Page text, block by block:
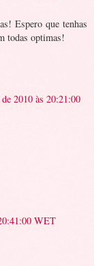
Espero que tenhas
todas optimas!
2010 às 20:21:00
WET